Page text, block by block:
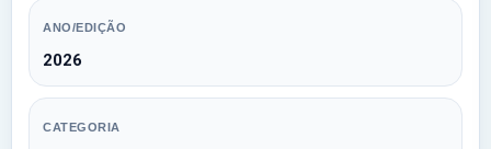
ANO/EDIÇÃO
2026
CATEGORIA